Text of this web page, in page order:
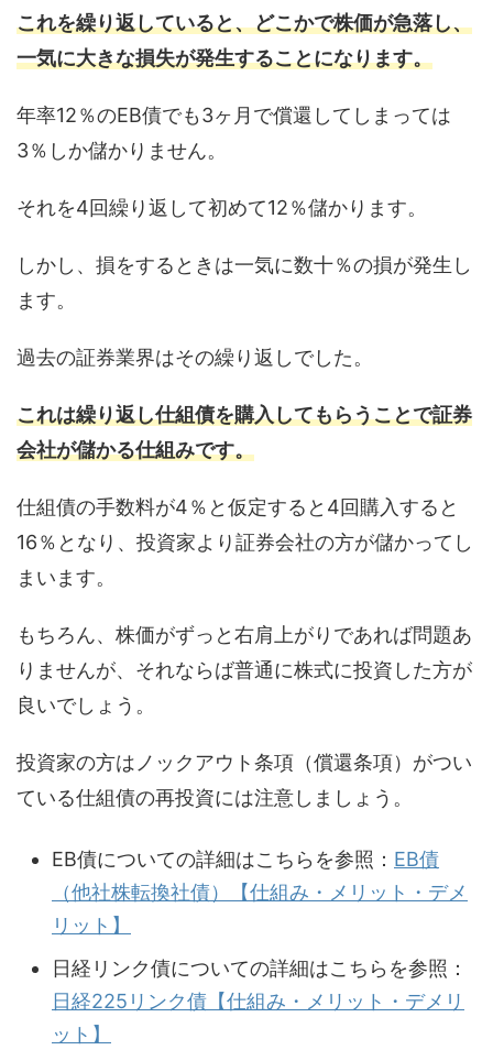
これを繰り返していると、どこかで株価が急落し、
一気に大きな損失が発生することになります。
年率12％のEB債でも3ヶ月で償還してしまっては
3％しか儲かりません。
それを4回繰り返して初めて12％儲かります。
しかし、損をするときは一気に数十％の損が発生し
ます。
過去の証券業界はその繰り返しでした。
これは繰り返し仕組債を購入してもらうことで証券
会社が儲かる仕組みです。
仕組債の手数料が4％と仮定すると4回購入すると
16％となり、投資家より証券会社の方が儲かってし
まいます。
もちろん、株価がずっと右肩上がりであれば問題あ
りませんが、それならば普通に株式に投資した方が
良いでしょう。
投資家の方はノックアウト条項（償還条項）がつい
ている仕組債の再投資には注意しましょう。
EB債についての詳細はこちらを参照： EB債
（他社株転換社債）【仕組み・メリット・デメ
リット】
日経リンク債についての詳細はこちらを参照：
日経225リンク債【仕組み・メリット・デメリ
ット】